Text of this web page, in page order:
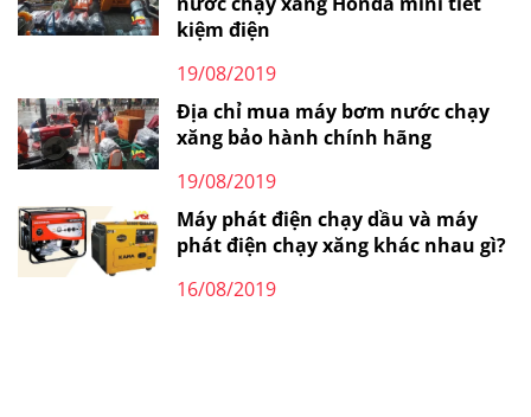
kiệm điện
19/08/2019
Địa chỉ mua máy bơm nước chạy
xăng bảo hành chính hãng
19/08/2019
Máy phát điện chạy dầu và máy
phát điện chạy xăng khác nhau gì?
16/08/2019